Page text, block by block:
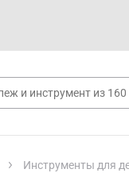
Инструменты для